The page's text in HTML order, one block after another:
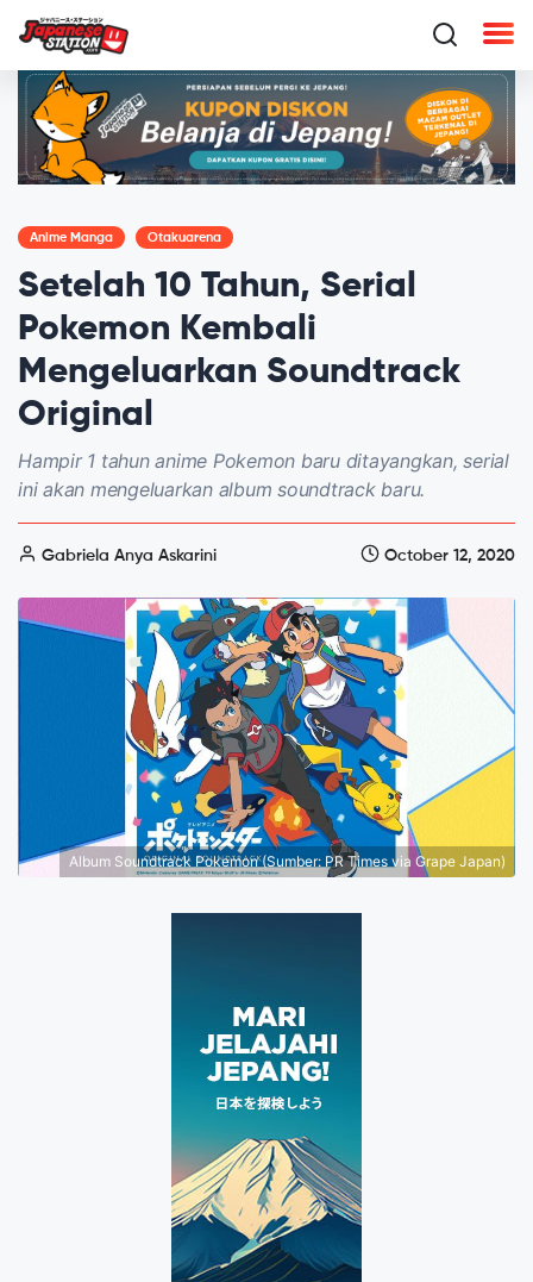
Anime Manga Otakuarena
Setelah 10 Tahun, Serial
Pokemon Kembali
Mengeluarkan Soundtrack
Original
Hampir 1 tahun anime Pokemon baru ditayangkan, serial
ini akan mengeluarkan album soundtrack baru.
Gabriela Anya Askarini October 12, 2020
Album Soundtrack Pokemon (Sumber: PR Times via Grape Japan)